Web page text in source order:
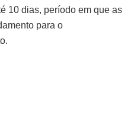
10 dias, período em que as
para o